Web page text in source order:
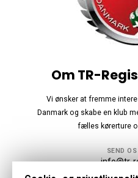
Om TR-
Vi ønsker at fremme
Danmark og skabe en klub
fælles kørerture
SEND
info@tr-